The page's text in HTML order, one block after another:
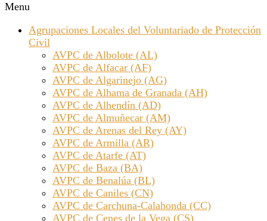
Menu
Agrupaciones Locales del Voluntariado de Protección
Civil
AVPC de Albolote (AL)
AVPC de Alfacar (AF)
AVPC de Algarinejo (AG)
AVPC de Alhama de Granada (AH)
AVPC de Alhendín (AD)
AVPC de Almuñecar (AM)
AVPC de Arenas del Rey (AY)
AVPC de Armilla (AR)
AVPC de Atarfe (AT)
AVPC de Baza (BA)
AVPC de Benalúa (BL)
AVPC de Caniles (CN)
AVPC de Carchuna-Calahonda (CC)
AVPC de Cenes de la Vega (CS)